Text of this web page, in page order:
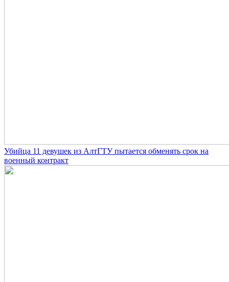
Убийца 11 девушек из АлтГТУ пытается обменять срок на
военный контракт